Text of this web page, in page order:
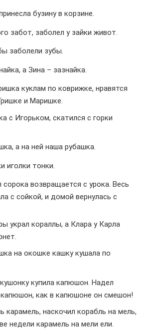
бузину в корзине.
забот, заболел у зайки живот.
заболели зубы.
а Зина – зазнайка.
куклам по коврижке, нравятся
и Маришке.
с Игорьком, скатился с горки
а на ней наша рубашка.
иголки тонки.
сорока возвращается с урока. Весь
с сойкой, и домой вернулась с
украл кораллы, а Клара у Карла
на окошке кашку кушала по
купила капюшон. Надел
как в капюшоне он смешон!
карамель, наскочил корабль на мель,
недели карамель на мели ели.